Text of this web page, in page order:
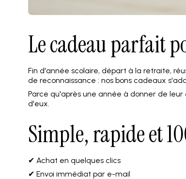
Le cadeau parfait
Fin d'année scolaire, départ à la retraite,
de reconnaissance : nos bons cadeaux
Parce qu'après une année à donner de
d'eux.
Simple, rapide et
✔ Achat en quelques clics
✔ Envoi immédiat par e-mail